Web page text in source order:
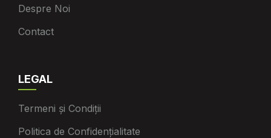
Despre Noi
Contact
LEGAL
Termeni și Condiții
Politica de Confidențialitate